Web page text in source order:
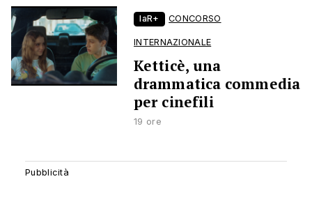
laR+ CONCORSO
INTERNAZIONALE
Ketticè, una
drammatica commedia
per cinefili
19 ore